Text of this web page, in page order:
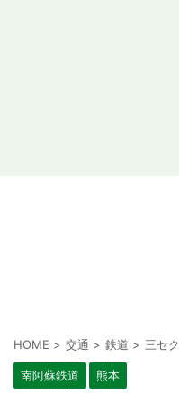
HOME > 交通 > 鉄道 > 三セク
南阿蘇鉄道 熊本